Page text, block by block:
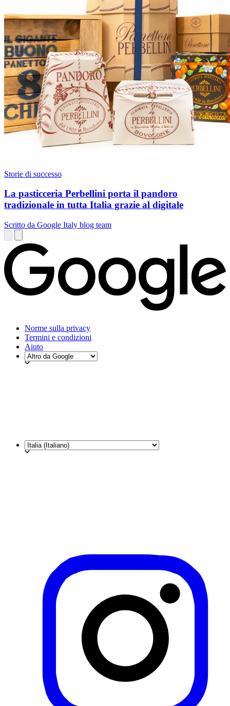
Storie di successo
La pasticceria Perbellini porta il pandoro
tradizionale in tutta Italia grazie al digitale
Scritto da Google Italy blog team
Norme sulla privacy
Termini e condizioni
Aiuto